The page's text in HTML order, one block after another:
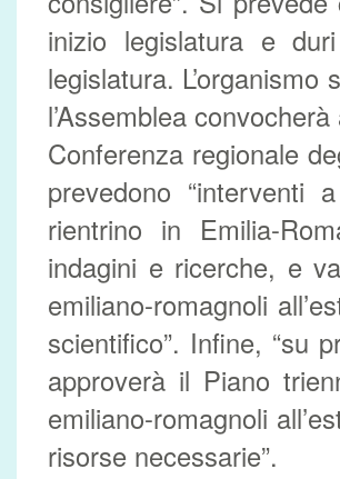
inizio legislatura e
legislatura. L’organismo
l’Assemblea
Conferenza regionale
prevedono “interventi
rientrino in Emilia-
indagini e ricerche, e
emiliano-romagnoli
scientifico”. Infine, “su
approverà il Piano
emiliano-romagnoli
risorse necessarie”.